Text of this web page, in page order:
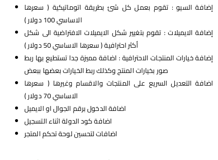
إضافة السيو : تقوم بعمل كل شئ بطريقة اتوماتيكية ( سعرها
الاساسي 100 دولار )
إضافة الايميلات : تقوم بتغيير شكل الايميلات الافتراضية الى شكل
أكثر احترافية ( سعرها الاساسي 50 دولار )
إضافة خيارات المنتجات الاحترافية : اضافة مميزة جدا تستطيع بها ربط
صور بخيارات المنتج وكذلك ربط الخيارات بعضها ببعض
اضافة التعديل السريع على المنتجات والاقسام وغيرها ( سعرها
الاساسي 70 دولار )
اضافة الدخول برقم الجوال او الايميل
اضافة كود الدولة اثناء التسجيل
اضافات لتحسين لوحة تحكم المتجر